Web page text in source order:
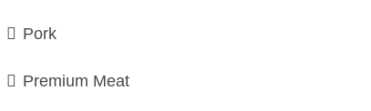
Pork
Premium Meat